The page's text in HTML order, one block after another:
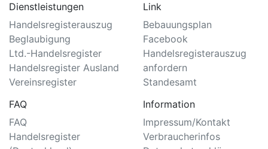
Dienstleistungen
Handelsregisterauszug
Beglaubigung
Ltd.-Handelsregister
Handelsregister Ausland
Vereinsregister
Link
Bebauungsplan
Facebook
Handelsregisterauszug
anfordern
Standesamt
FAQ
FAQ
Handelsregister
Information
Impressum/Kontakt
Verbraucherinfos